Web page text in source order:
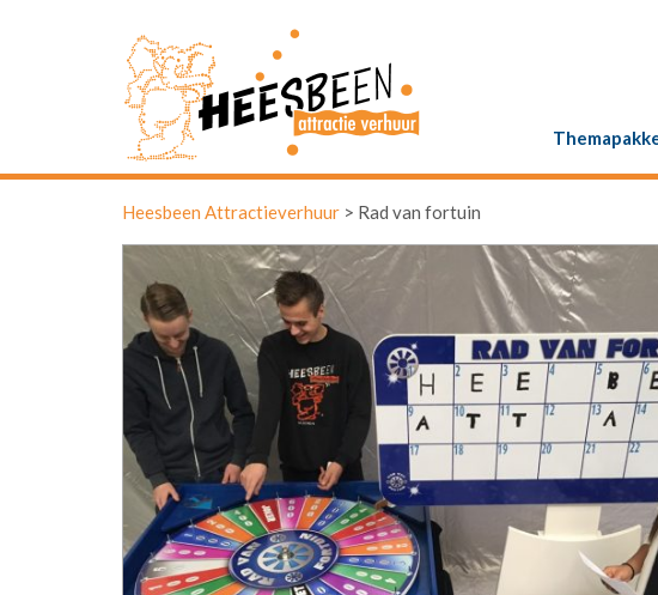
Heesbeen Attractieverhuur > Rad van fortuin